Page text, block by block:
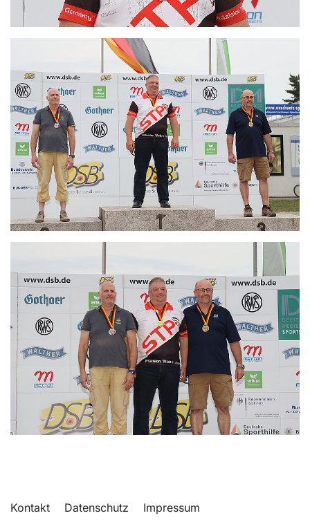
Kontakt Datenschutz Impressum